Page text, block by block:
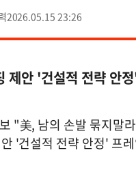
2026.05.15 23:26
제안 '건설적 전략 안
"美, 남의 손발 묶지말
'건설적 전략 안정' 프